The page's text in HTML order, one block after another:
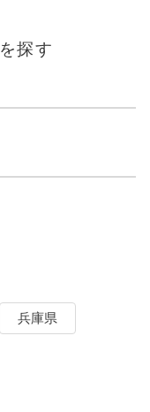
探す
兵庫県